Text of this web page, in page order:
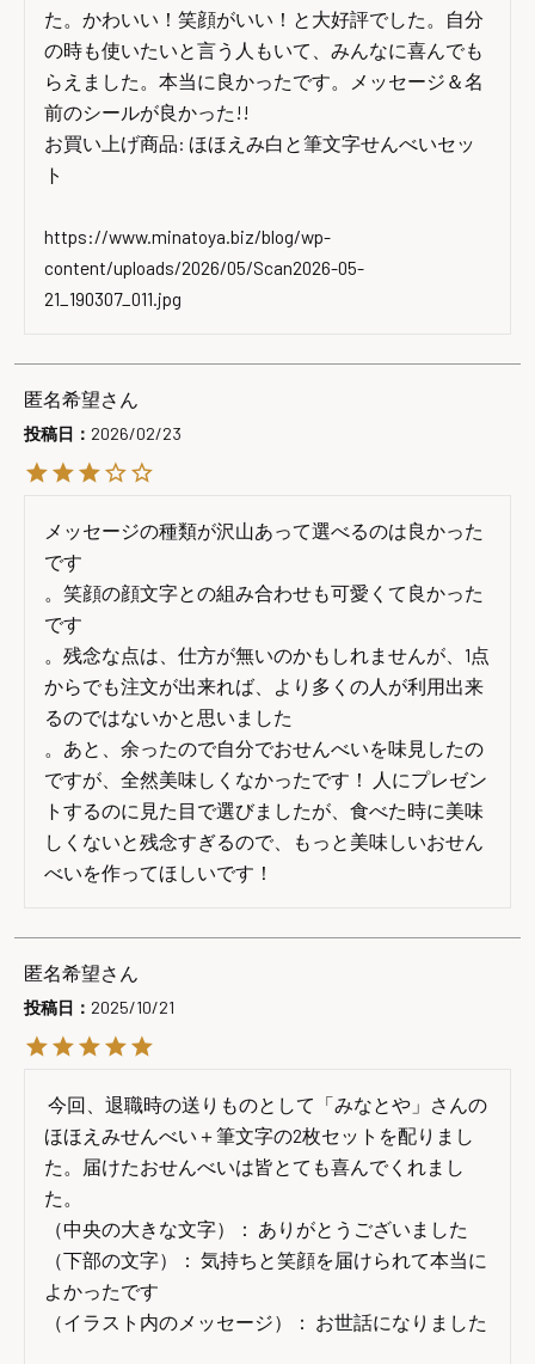
た。かわいい！笑顔がいい！と大好評でした。自分
の時も使いたいと言う人もいて、みんなに喜んでも
らえました。本当に良かったです。メッセージ＆名
前のシールが良かった!!
お買い上げ商品: ほほえみ白と筆文字せんべいセッ
ト
https://www.minatoya.biz/blog/wp-
content/uploads/2026/05/Scan2026-05-
21_190307_011.jpg
匿名希望
投稿日 2026/02/23
メッセージの種類が沢山あって選べるのは良かった
です
。笑顔の顔文字との組み合わせも可愛くて良かった
です
。残念な点は、仕方が無いのかもしれませんが、1点
からでも注文が出来れば、より多くの人が利用出来
るのではないかと思いました
。あと、余ったので自分でおせんべいを味見したの
ですが、全然美味しくなかったです！ 人にプレゼン
トするのに見た目で選びましたが、食べた時に美味
しくないと残念すぎるので、もっと美味しいおせん
べいを作ってほしいです！
匿名希望
投稿日 2025/10/21
ほほえみせんべい＋筆文字の2枚セットを配りまし
た。届けたおせんべいは皆とても喜んでくれまし
た。
（中央の大きな文字）： ありがとうございました
（下部の文字）： 気持ちと笑顔を届けられて本当に
よかったです
（イラスト内のメッセージ）： お世話になりました